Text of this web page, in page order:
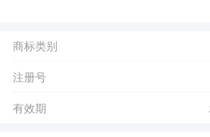
商标类别
注册号
有效期